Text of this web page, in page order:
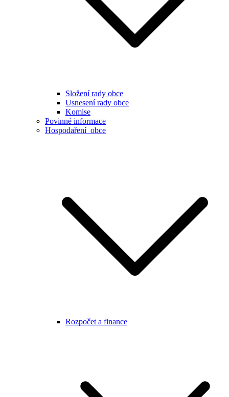
Složení rady obce
Usnesení rady obce
Komise
Povinné informace
Hospodaření obce
Rozpočet a finance